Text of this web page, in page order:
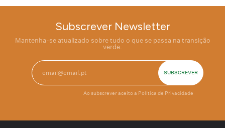
Subscrever Newsletter
Mantenha-se atualizado sobre tudo o que se passa na transição
verde.
Ao subscrever aceito a Política de Privacidade